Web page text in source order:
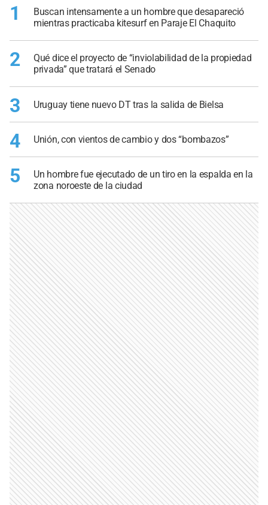
1
Buscan intensamente a un hombre que desapareció
mientras practicaba kitesurf en Paraje El Chaquito
2
Qué dice el proyecto de “inviolabilidad de la propiedad
privada” que tratará el Senado
3 Uruguay tiene nuevo DT tras la salida de Bielsa
4 Unión, con vientos de cambio y dos “bombazos”
5
Un hombre fue ejecutado de un tiro en la espalda en la
zona noroeste de la ciudad